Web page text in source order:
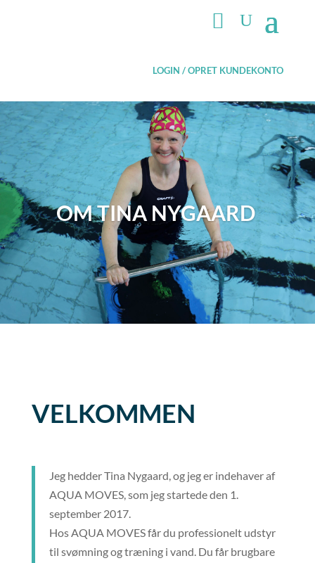
LOGIN / OPRET KUNDEKONTO
OMTINA NYGAARD
VELKOMMEN
Jeg hedder Tina Nygaard, og jeg er indehaver af
AQUA MOVES, som jeg startede den 1.
september 2017.
Hos AQUA MOVES får du professionelt udstyr
til svømning og træning i vand. Du får brugbare